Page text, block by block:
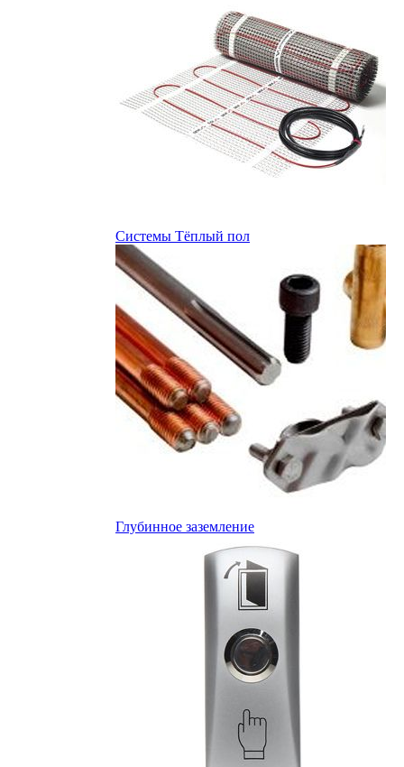
Системы Тёплый пол
Глубинное заземление